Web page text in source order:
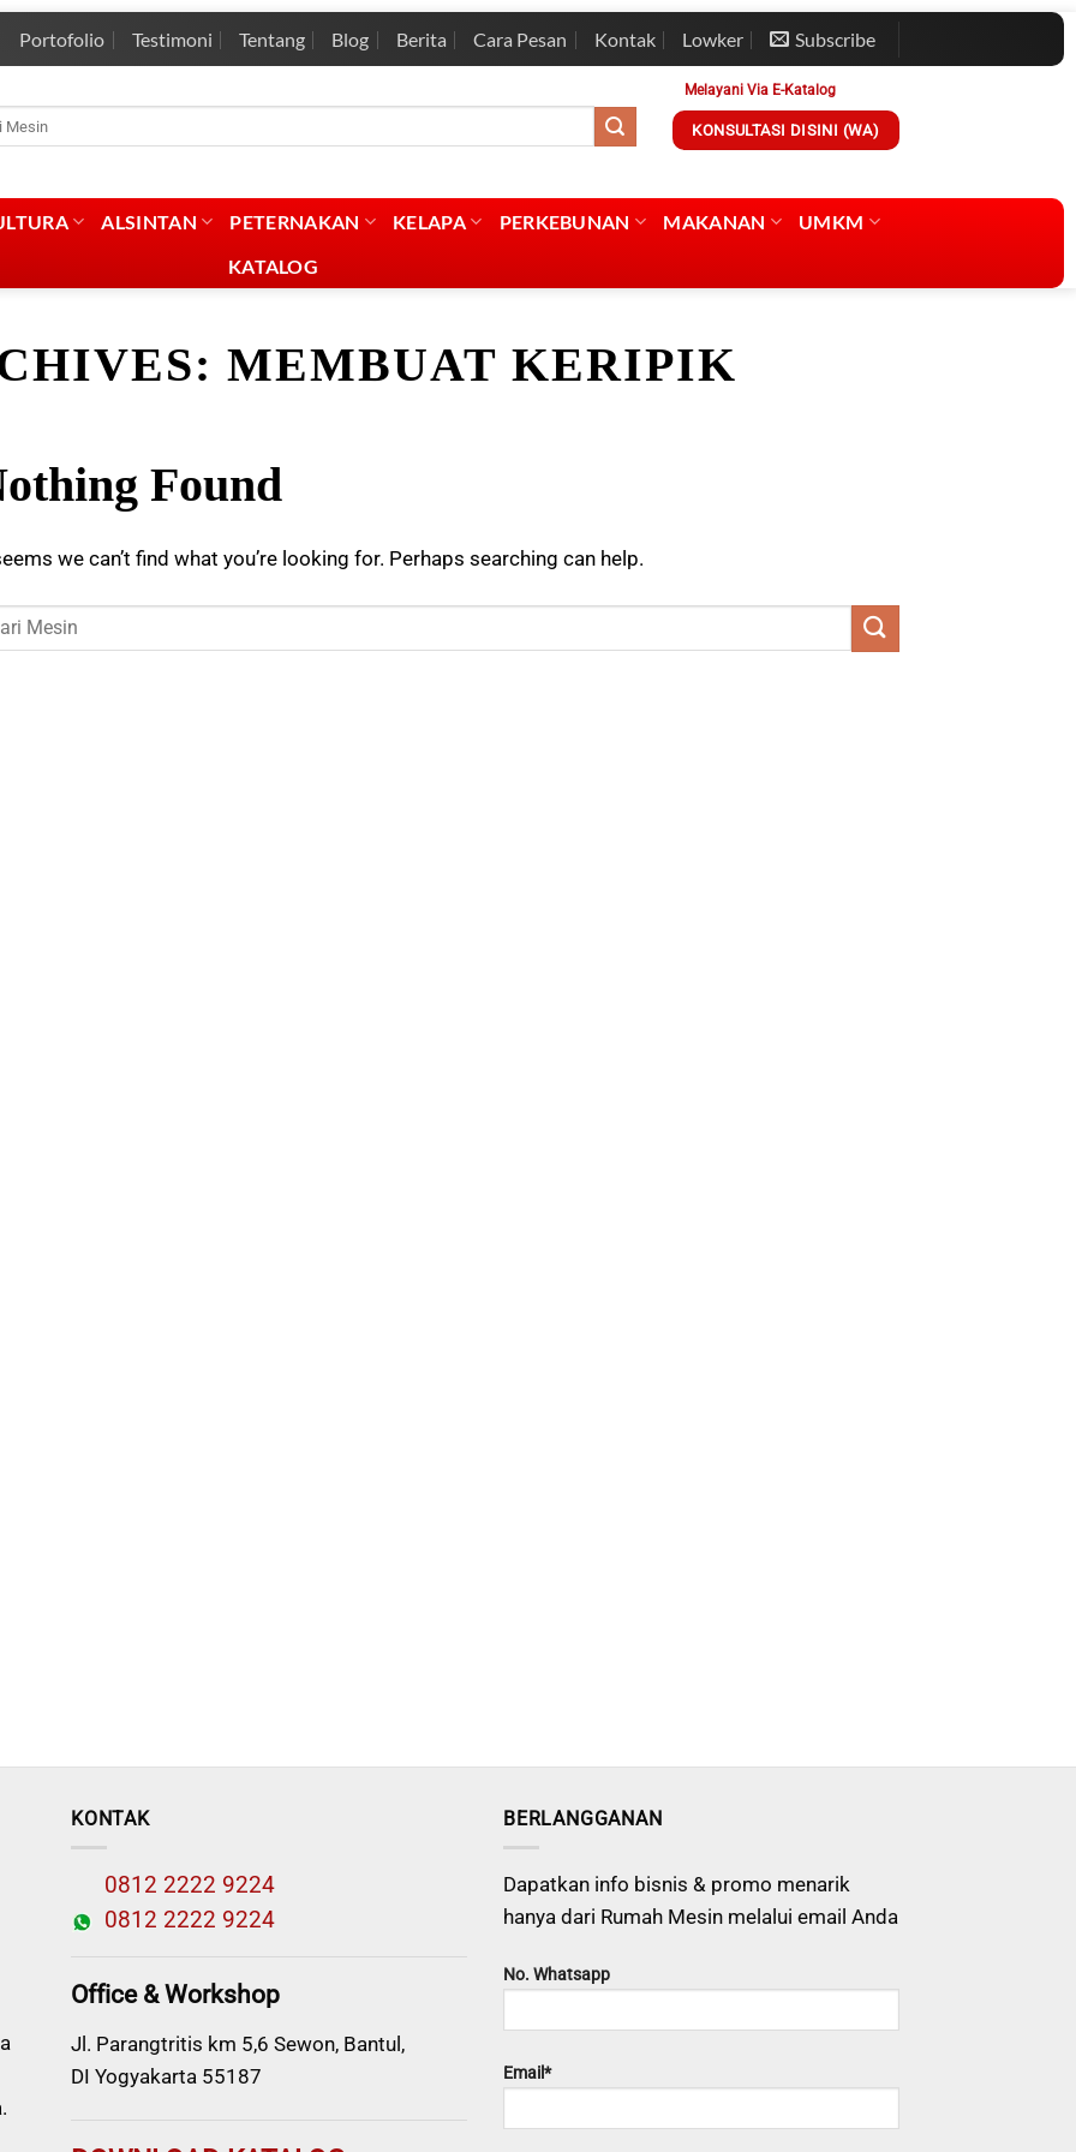
Portofolio Testimoni Tentang Blog Berita Cara Pesan Kontak Lowker Subscribe
Melayani Via E-Katalog
KONSULTASI DISINI (WA)
ALSINTAN PETERNAKAN KELAPA PERKEBUNAN MAKANAN
UMKM
KATALOG
MEMBUAT KERIPIK
Found
we can’t find what you’re looking for. Perhaps searching can help.
KONTAK
0812 2222 9224
0812 2222 9224
Office & Workshop
Jl. Parangtritis km 5,6 Sewon, Bantul,
DI Yogyakarta 55187
BERLANGGANAN
Dapatkan info bisnis & promo menarik
hanya dari Rumah Mesin melalui email Anda
No. Whatsapp
Email*